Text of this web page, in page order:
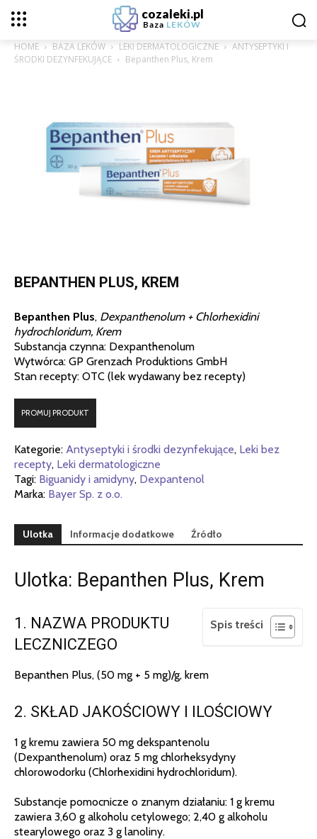
cozaleki.pl
Baza LEKÓW
HOME BAZA LEKÓW LEKI DERMATOLOGICZNE
ANTYSEPTYKI I
ŚRODKI DEZYNFEKUJĄCE
Bepanthen Plus, Krem
BEPANTHEN PLUS, KREM
Bepanthen Plus, Dexpanthenolum + Chlorhexidini
hydrochloridum, Krem
Substancja czynna: Dexpanthenolum
Wytwórca: GP Grenzach Produktions GmbH
Stan recepty: OTC (lek wydawany bez recepty)
PROMUJ PRODUKT
Kategorie: Antyseptyki i środki dezynfekujące, Leki bez
recepty, Leki dermatologiczne
Tagi: Biguanidy i amidyny, Dexpantenol
Marka: Bayer Sp. z o.o.
Ulotka Informacje dodatkowe Źródło
Ulotka: Bepanthen Plus, Krem
Spis treści
1. NAZWA PRODUKTU
LECZNICZEGO
Bepanthen Plus, (50 mg + 5 mg)/g, krem
2. SKŁAD JAKOŚCIOWY I ILOŚCIOWY
1 g kremu zawiera 50 mg dekspantenolu
(Dexpanthenolum) oraz 5 mg chlorheksydyny
chlorowodorku (Chlorhexidini hydrochloridum).
Substancje pomocnicze o znanym działaniu: 1 g kremu
zawiera 3,60 g alkoholu cetylowego; 2,40 g alkoholu
stearylowego oraz 3 g lanoliny.